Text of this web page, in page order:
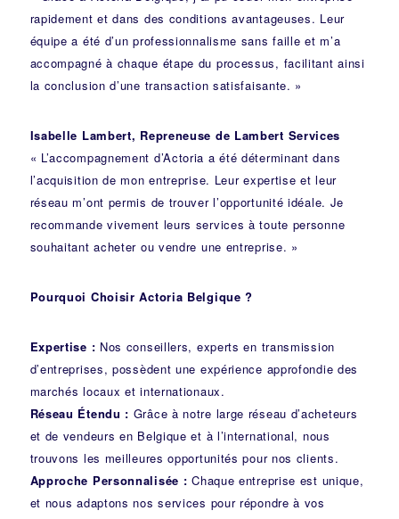
rapidement et dans des conditions avantageuses. Leur
équipe a été d’un professionnalisme sans faille et m’a
accompagné à chaque étape du processus, facilitant ainsi
la conclusion d’une transaction satisfaisante. »
Isabelle Lambert, Repreneuse de Lambert Services
« L’accompagnement d’Actoria a été déterminant dans
l’acquisition de mon entreprise. Leur expertise et leur
réseau m’ont permis de trouver l’opportunité idéale. Je
recommande vivement leurs services à toute personne
souhaitant acheter ou vendre une entreprise. »
Pourquoi Choisir Actoria Belgique ?
Expertise : Nos conseillers, experts en transmission
d’entreprises, possèdent une expérience approfondie des
marchés locaux et internationaux.
Réseau Étendu : Grâce à notre large réseau d’acheteurs
et de vendeurs en Belgique et à l’international, nous
trouvons les meilleures opportunités pour nos clients.
Approche Personnalisée : Chaque entreprise est unique,
et nous adaptons nos services pour répondre à vos